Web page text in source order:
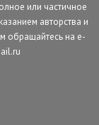
или частичное
авторства и
обращайтесь на e-